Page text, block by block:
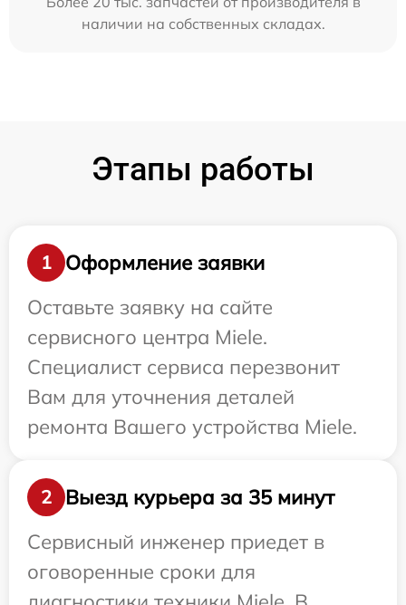
наличии на собственных складах.
Этапы работы
1
Оформление заявки
Оставьте заявку на сайте
сервисного центра Miele.
Специалист сервиса перезвонит
Вам для уточнения деталей
ремонта Вашего устройства Miele.
2
Выезд курьера за 35 минут
Сервисный инженер приедет в
оговоренные сроки для